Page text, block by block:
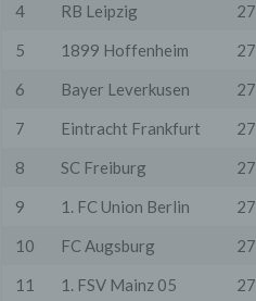
4
RB Leipzig 27
5
1899 Hoffenheim 27
6
Bayer Leverkusen 27
7
Eintracht Frankfurt 27
8
SC Freiburg 27
9
1. FC Union Berlin 27
10
FC Augsburg 27
11
1. FSV Mainz 05 27